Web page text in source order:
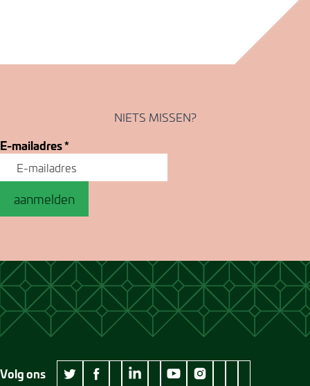
NIETS MISSEN?
E-mailadres*
aanmelden
Volg ons
wikipedia Museum Jan Cunen
googleplus Museum Jan Cunen